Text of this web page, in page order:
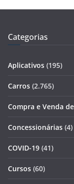
Categorias
Aplicativos (195)
Carros (2.765)
Compra e Venda
Concessionárias (4)
COVID-19 (41)
Cursos (60)